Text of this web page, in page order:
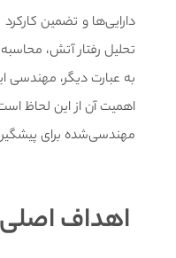
دارایی‌ها و تضمین
تحلیل رفتار آتش،
به عبارت دیگر، مهندسی
اهمیت آن از این لحاظ
مهندسی‌شده برای
اهداف اصلی